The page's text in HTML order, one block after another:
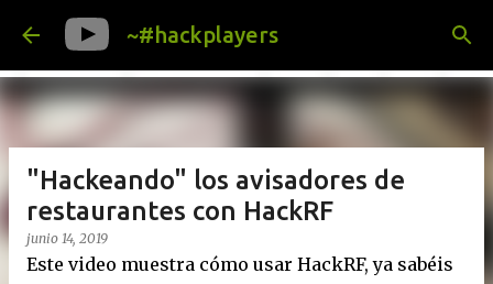
Ir al contenido principal
~#hackplayers
"Hackeando" los avisadores de
restaurantes con HackRF
junio 14, 2019
Este video muestra cómo usar HackRF, ya sabéis